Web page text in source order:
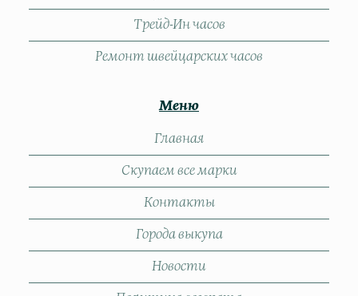
Трейд-Ин часов
Ремонт швейцарских часов
Меню
Главная
Скупаем все марки
Контакты
Города выкупа
Новости